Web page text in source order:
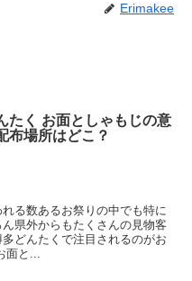
Erimakee
たく お面としゃもじの意
布場所はどこ？
る数あるお祭りの中でも特に
県外からもたくさんの見物客
どんたくで注目されるのがお
と...